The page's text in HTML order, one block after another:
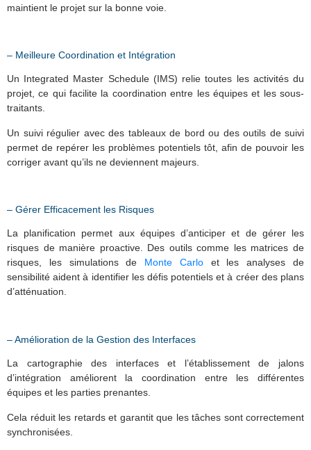
maintient le projet sur la bonne voie.
– Meilleure Coordination et Intégration
Un Integrated Master Schedule (IMS) relie toutes les activités du
projet, ce qui facilite la coordination entre les équipes et les sous-
traitants.
Un suivi régulier avec des tableaux de bord ou des outils de suivi
permet de repérer les problèmes potentiels tôt, afin de pouvoir les
corriger avant qu’ils ne deviennent majeurs.
– Gérer Efficacement les Risques
La planification permet aux équipes d’anticiper et de gérer les
risques de manière proactive. Des outils comme les matrices de
risques, les simulations de Monte Carloet les analyses de
sensibilité aident à identifier les défis potentiels et à créer des plans
d’atténuation.
– Amélioration de la Gestion des Interfaces
La cartographie des interfaces et l’établissement de jalons
d’intégration améliorent la coordination entre les différentes
équipes et les parties prenantes.
Cela réduit les retards et garantit que les tâches sont correctement
synchronisées.